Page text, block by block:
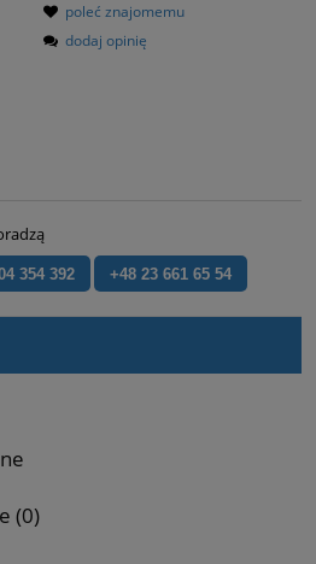
poleć znajomemu
dodaj opinię
354 392 +48 23 661 65 54
(0)